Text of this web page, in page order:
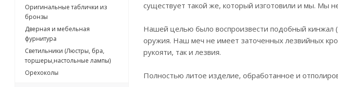
существует такой же, который изготовили и мы. Мы
Нашей целью было воспроизвести подобный кинжал
оружия. Наш меч не имеет заточенных лезвийных
рукояти, так и лезвия.
Полностью литое изделие, обработанное и
Оригинальные таблички из
бронзы
Дверная и мебельная
фурнитура
Светильники (Люстры, бра,
торшеры,настольные лампы)
Орехоколы